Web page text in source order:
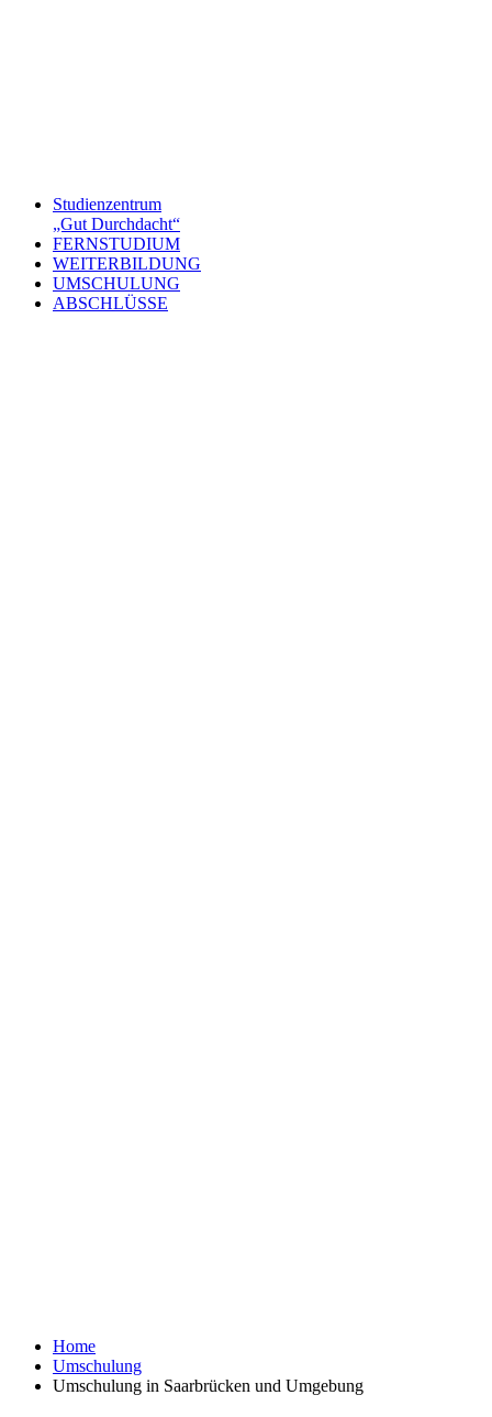
Studienzentrum
„Gut Durchdacht“
FERNSTUDIUM
WEITERBILDUNG
UMSCHULUNG
ABSCHLÜSSE
Home
Umschulung
Umschulung in Saarbrücken und Umgebung